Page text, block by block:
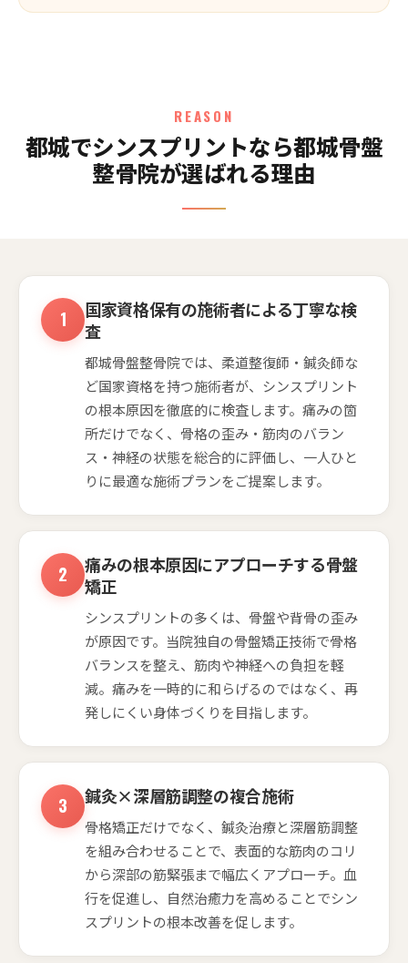
REASON
都城でシンスプリントなら都城骨盤
整骨院が選ばれる理由
国家資格保有の施術者による丁寧な検
査
都城骨盤整骨院では、柔道整復師・鍼灸師な
ど国家資格を持つ施術者が、シンスプリント
の根本原因を徹底的に検査します。痛みの箇
所だけでなく、骨格の歪み・筋肉のバラン
ス・神経の状態を総合的に評価し、一人ひと
りに最適な施術プランをご提案します。
痛みの根本原因にアプローチする骨盤
矯正
シンスプリントの多くは、骨盤や背骨の歪み
が原因です。当院独自の骨盤矯正技術で骨格
バランスを整え、筋肉や神経への負担を軽
減。痛みを一時的に和らげるのではなく、再
発しにくい身体づくりを目指します。
鍼灸×深層筋調整の複合施術
骨格矯正だけでなく、鍼灸治療と深層筋調整
を組み合わせることで、表面的な筋肉のコリ
から深部の筋緊張まで幅広くアプローチ。血
行を促進し、自然治癒力を高めることでシン
スプリントの根本改善を促します。